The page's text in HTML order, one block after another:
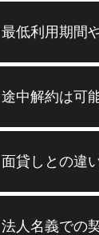
最低利用期間
途中解約は可
面貸しとの違
法人名義での